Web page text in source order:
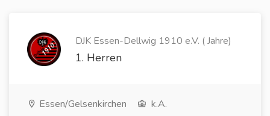
DJK Essen-Dellwig 1910 e.V. ( Jahre)
1. Herren
Essen/Gelsenkirchen k.A.